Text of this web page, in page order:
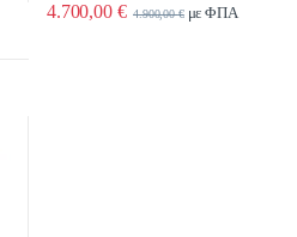
4.700,00 € 4.900,00€με ΦΠΑ